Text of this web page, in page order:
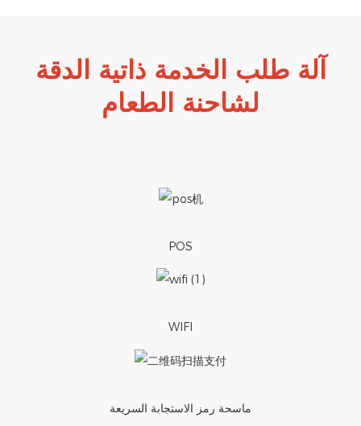
آلة طلب الخدمة ذاتية الدقة
لشاحنة الطعام
POS
WIFI
ماسحة رمز الاستجابة السريعة